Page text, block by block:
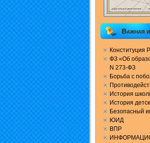
Важная
Конституция
ФЗ «Об
N 273-ФЗ
Борьба с
История
История
Безопасный
ЮИД
ВПР